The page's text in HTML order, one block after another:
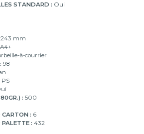
STANDARD : Oui
mm
A4+
à-courrier
98
PS
: 500
CARTON : 6
: 432